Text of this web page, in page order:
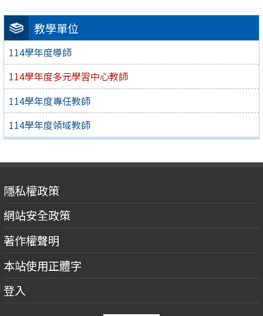
教學單位
114學年度導師
114學年度多元學習中心教師
114學年度專任教師
114學年度領域教師
隱私權政策
網站安全政策
著作權聲明
本站使用正體字
登入